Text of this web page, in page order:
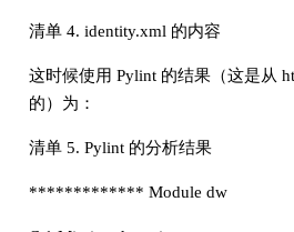
清单 4. identity.xml 的内容
这时候使用 Pylint 的结果（这是从
的）为：
清单 5. Pylint 的分析结果
************* Module dw